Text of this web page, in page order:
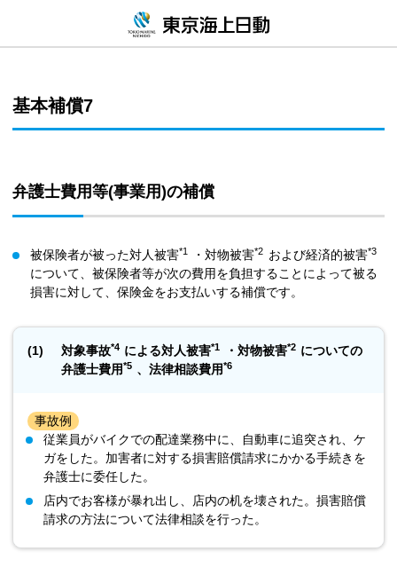
基本補償7
弁護士費用等(事業用)の補償
被保険者が被った対人被害*1 ・対物被害*2 および経済的被害*3
について、被保険者等が次の費用を負担することによって被る
損害に対して、保険金をお支払いする補償です。
(1) 対象事故*4 による対人被害*1 ・対物被害*2 についての
弁護士費用*5 、法律相談費用*6
事故例
従業員がバイクでの配達業務中に、自動車に追突され、ケ
ガをした。加害者に対する損害賠償請求にかかる手続きを
弁護士に委任した。
店内でお客様が暴れ出し、店内の机を壊された。損害賠償
請求の方法について法律相談を行った。